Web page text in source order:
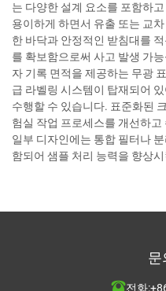
는 다양한 설계 요소를 포함하
용이하게 하면서 유출 또는 교
한 바닥과 안정적인 받침대를
를 확보함으로써 사고 발생 가
자 기록 면적을 제공하는 무광
급 라벨링 시스템이 탑재되어
수행할 수 있습니다. 표준화된
험실 작업 프로세스를 개선하
일부 디자인에는 통합 필터나
함되어 샘플 처리 능력을 향상
문
전화: